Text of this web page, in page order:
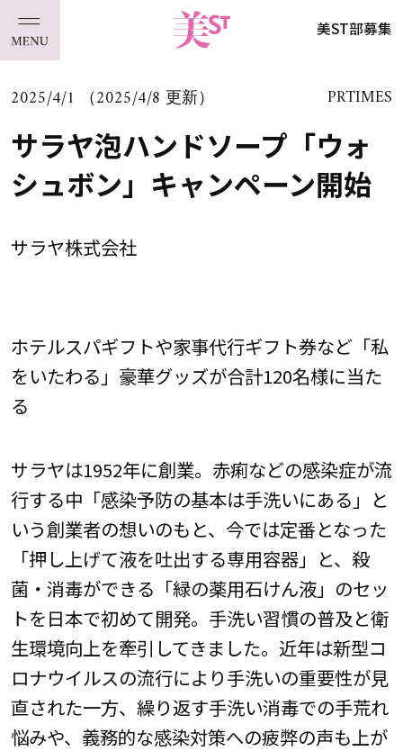
美ST部募集
2025/4/1 （2025/4/8 更新） PRTIMES
サラヤ泡ハンドソープ「ウォ
シュボン」キャンペーン開始
サラヤ株式会社
ホテルスパギフトや家事代行ギフト券など「私
をいたわる」豪華グッズが合計120名様に当た
る
サラヤは1952年に創業。赤痢などの感染症が流
行する中「感染予防の基本は手洗いにある」と
いう創業者の想いのもと、今では定番となった
「押し上げて液を吐出する専用容器」と、殺
菌・消毒ができる「緑の薬用石けん液」のセッ
トを日本で初めて開発。手洗い習慣の普及と衛
生環境向上を牽引してきました。近年は新型コ
ロナウイルスの流行により手洗いの重要性が見
直された一方、繰り返す手洗い消毒での手荒れ
悩みや、義務的な感染対策への疲弊の声も上が